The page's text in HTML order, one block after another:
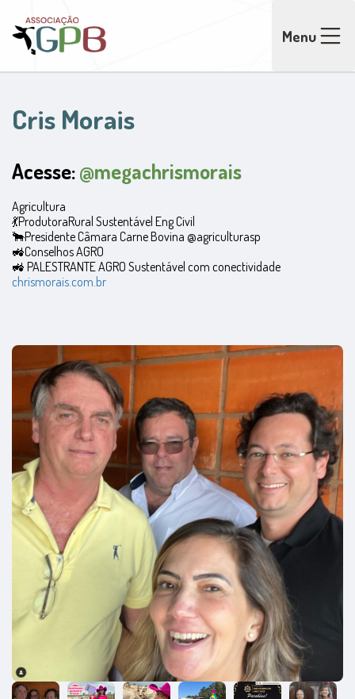
Menu
Cris Morais
Acesse:@megachrismorais
Agricultura
💃ProdutoraRural Sustentável Eng Civil
🐂Presidente Câmara Carne Bovina @agriculturasp
🚜Conselhos AGRO
🚜 PALESTRANTE AGRO Sustentável com conectividade
chrismorais.com.br